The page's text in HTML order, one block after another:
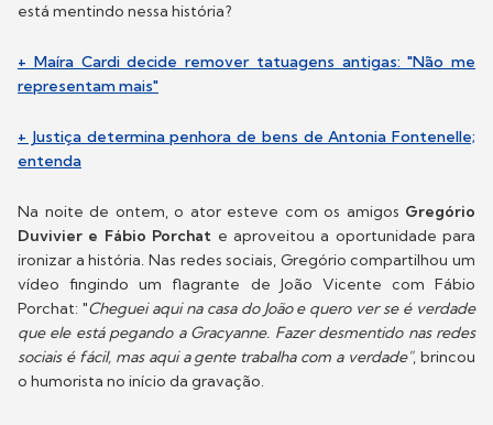
está mentindo nessa história?
+ Maíra Cardi decide remover tatuagens antigas: "Não me
representam mais"
+ Justiça determina penhora de bens de Antonia Fontenelle;
entenda
Na noite de ontem, o ator esteve com os amigos Gregório
Duvivier e Fábio Porchat e aproveitou a oportunidade para
ironizar a história. Nas redes sociais, Gregório compartilhou um
vídeo fingindo um flagrante de João Vicente com Fábio
Porchat: "Cheguei aqui na casa do João e quero ver se é verdade
que ele está pegando a Gracyanne. Fazer desmentido nas redes
sociais é fácil, mas aqui a gente trabalha com a verdade", brincou
o humorista no início da gravação.